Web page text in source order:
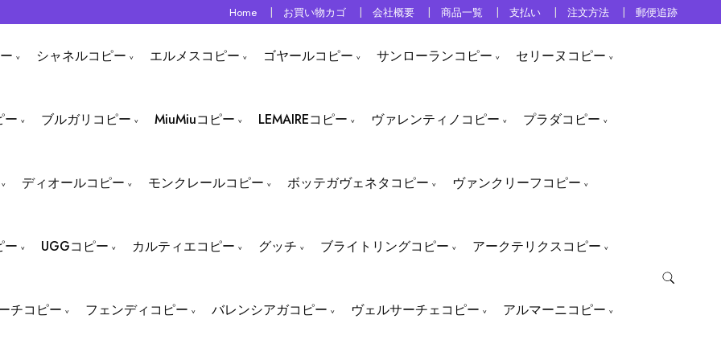
Home お買い物カゴ 会社概要 商品一覧 支払い 注文方法 郵便追跡
シャネルコピー エルメスコピー ゴヤールコピー サンローランコピー セリーヌコピー
ー ブルガリコピー MiuMiuコピー LEMAIREコピー ヴァレンティノコピー プラダコピー
ディオールコピー モンクレールコピー ボッテガヴェネタコピー ヴァンクリーフコピー
ー UGGコピー カルティエコピー グッチ ブライトリングコピー アークテリクスコピー
チコピー フェンディコピー バレンシアガコピー ヴェルサーチェコピー アルマーニコピー